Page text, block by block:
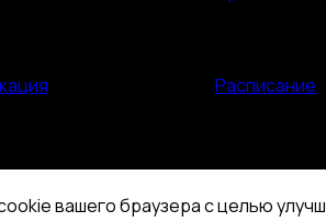
Расписание
вашего браузера с целью